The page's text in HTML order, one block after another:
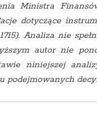
Ministra
dotyczące
Analiza nie
autor nie
niniejszej
podejmowanych